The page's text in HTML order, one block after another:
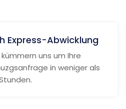
Express-Abwicklung
kümmern uns um Ihre
in weniger als